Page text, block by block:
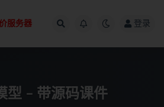
服务器 登录
型 – 带源码课件